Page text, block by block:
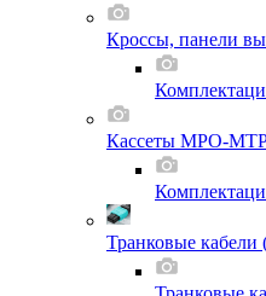
Кроссы, панели
Кассеты MPO-
Транковые